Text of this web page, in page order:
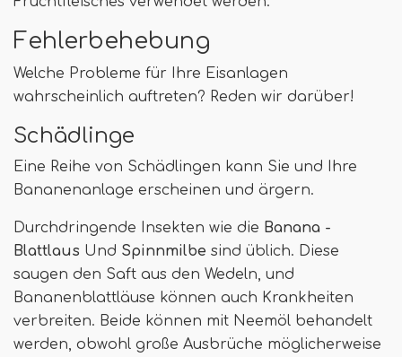
Fehlerbehebung
Welche Probleme für Ihre Eisanlagen
wahrscheinlich auftreten? Reden wir darüber!
Schädlinge
Eine Reihe von Schädlingen kann Sie und Ihre
Bananenanlage erscheinen und ärgern.
Durchdringende Insekten wie die Banana -
Blattlaus Und Spinnmilbe sind üblich. Diese
saugen den Saft aus den Wedeln, und
Bananenblattläuse können auch Krankheiten
verbreiten. Beide können mit Neemöl behandelt
werden, obwohl große Ausbrüche möglicherweise